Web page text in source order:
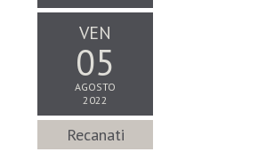
VEN
05
AGOSTO
2022
Recanati